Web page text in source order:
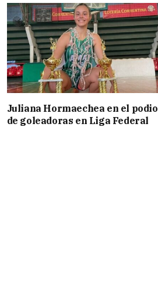
Juliana Hormaechea en el podio
de goleadoras en Liga Federal